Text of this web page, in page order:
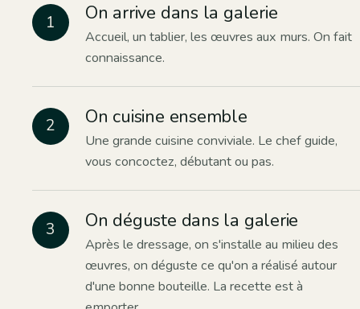
On arrive dans la galerie
Accueil, un tablier, les œuvres aux murs. On fait
connaissance.
On cuisine ensemble
Une grande cuisine conviviale. Le chef guide,
vous concoctez, débutant ou pas.
On déguste dans la galerie
Après le dressage, on s'installe au milieu des
œuvres, on déguste ce qu'on a réalisé autour
d'une bonne bouteille. La recette est à